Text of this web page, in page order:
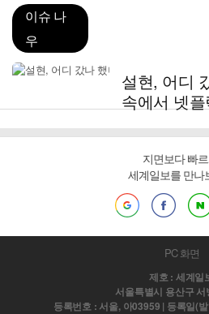
이슈 나
우
설현, 어디
속에서 넷
지면보다 빠
세계일보를 만나
PC 화면
제호 : 세계일
서울특별시 용산구 서
등록번호 : 서울, 아03959 | 등록일(